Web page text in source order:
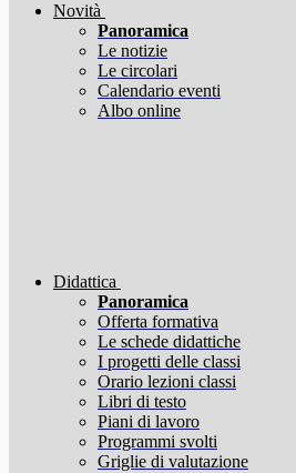
Novità
Panoramica
Le notizie
Le circolari
Calendario eventi
Albo online
Didattica
Panoramica
Offerta formativa
Le schede didattiche
I progetti delle classi
Orario lezioni classi
Libri di testo
Piani di lavoro
Programmi svolti
Griglie di valutazione